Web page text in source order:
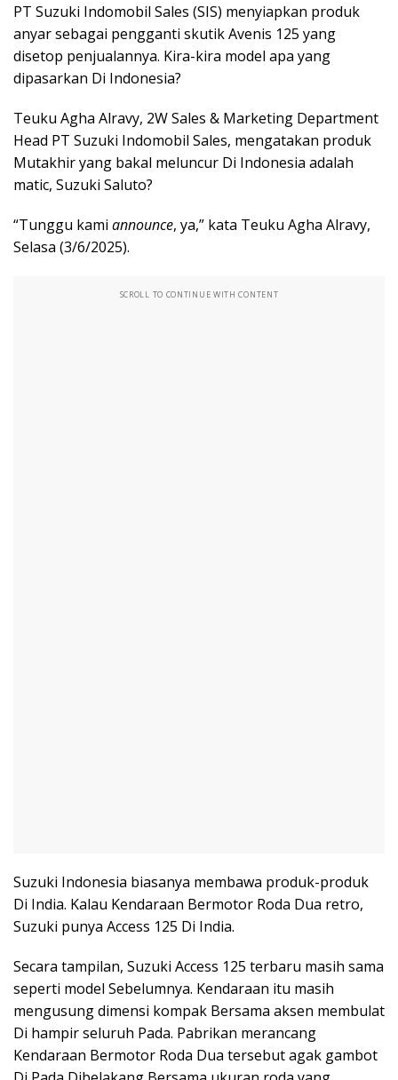
PT Suzuki Indomobil Sales (SIS) menyiapkan produk
anyar sebagai pengganti skutik Avenis 125 yang
disetop penjualannya. Kira-kira model apa yang
dipasarkan Di Indonesia?
Teuku Agha Alravy, 2W Sales & Marketing Department
Head PT Suzuki Indomobil Sales, mengatakan produk
Mutakhir yang bakal meluncur Di Indonesia adalah
matic, Suzuki Saluto?
“Tunggu kami announce, ya,” kata Teuku Agha Alravy,
Selasa (3/6/2025).
SCROLL TO CONTINUE WITH CONTENT
Suzuki Indonesia biasanya membawa produk-produk
Di India. Kalau Kendaraan Bermotor Roda Dua retro,
Suzuki punya Access 125 Di India.
Secara tampilan, Suzuki Access 125 terbaru masih sama
seperti model Sebelumnya. Kendaraan itu masih
mengusung dimensi kompak Bersama aksen membulat
Di hampir seluruh Pada. Pabrikan merancang
Kendaraan Bermotor Roda Dua tersebut agak gambot